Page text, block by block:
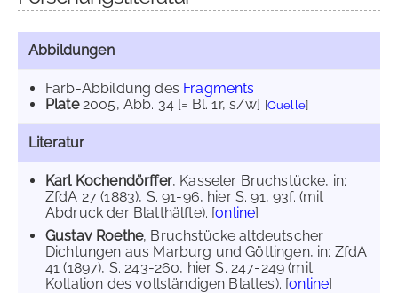
Abbildungen
Farb-Abbildung des Fragments
Plate2005, Abb. 34 [= Bl. 1r, s/w] [Quelle]
Literatur
Karl Kochendörffer, Kasseler Bruchstücke, in:
ZfdA 27 (1883), S. 91-96, hier S. 91, 93f. (mit
Abdruck der Blatthälfte). [online]
Gustav Roethe, Bruchstücke altdeutscher
Dichtungen aus Marburg und Göttingen, in: ZfdA
41 (1897), S. 243-260, hier S. 247-249 (mit
Kollation des vollständigen Blattes). [online]